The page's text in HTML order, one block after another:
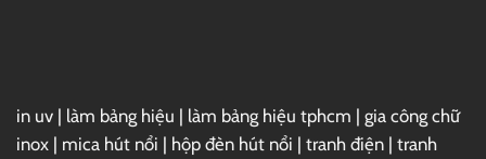
in uv | làm bảng hiệu | làm bảng hiệu tphcm | gia công chữ
inox | mica hút nổi | hộp đèn hút nổi | tranh điện | tranh